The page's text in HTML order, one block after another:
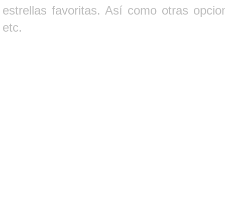
estrellas favoritas. Así como otras
etc.